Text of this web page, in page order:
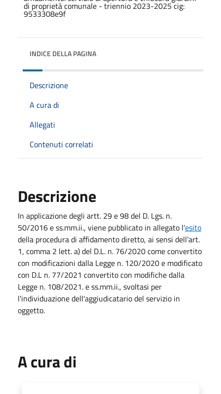
INDICE DELLA PAGINA
Descrizione
A cura di
Allegati
Contenuti correlati
Descrizione
In applicazione degli artt. 29 e 98 del D. Lgs. n.
50/2016 e ss.mm.ii., viene pubblicato in allegato l'esito
della procedura di affidamento diretto, ai sensi dell’art.
1, comma 2 lett. a) del D.L. n. 76/2020 come convertito
con modificazioni dalla Legge n. 120/2020 e modificato
con D.L n. 77/2021 convertito con modifiche dalla
Legge n. 108/2021. e ss.mm.ii., svoltasi per
l'individuazione dell'aggiudicatario del servizio in
oggetto.
A cura di